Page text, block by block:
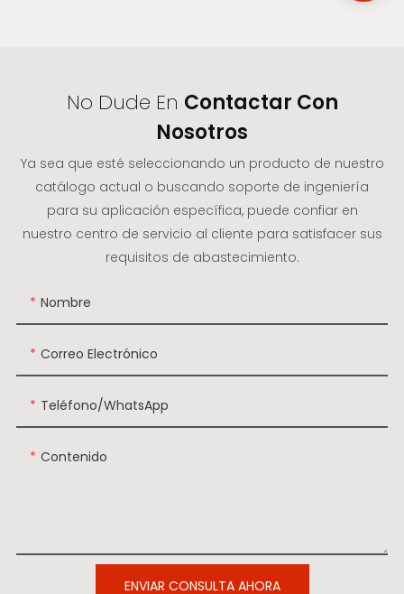
todas las instrucciones
No Dude En Contactar Con
Nosotros
Ya sea que esté seleccionando un producto de nuestro
catálogo actual o buscando soporte de ingeniería
para su aplicación específica, puede confiar en
nuestro centro de servicio al cliente para satisfacer sus
requisitos de abastecimiento.
Nombre
Correo Electrónico
Teléfono/WhatsApp
Contenido
ENVIAR CONSULTA AHORA